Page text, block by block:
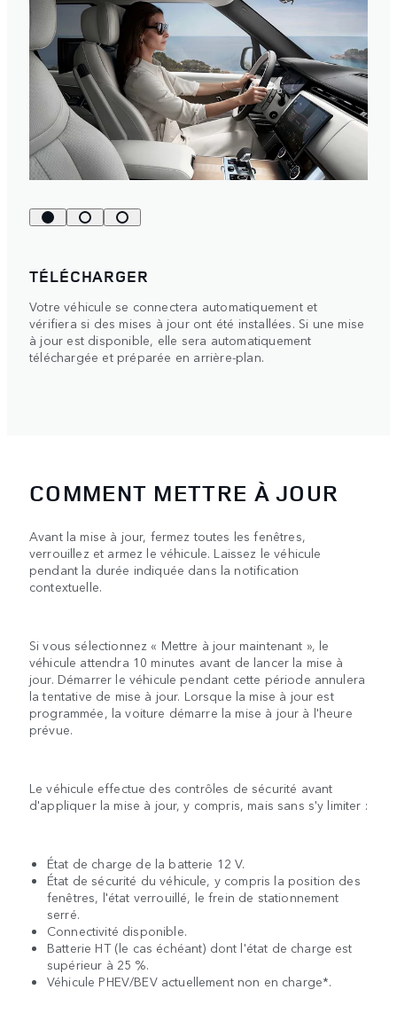
TÉLÉCHARGER
Votre véhicule se connectera automatiquement et
vérifiera si des mises à jour ont été installées. Si une mise
à jour est disponible, elle sera automatiquement
téléchargée et préparée en arrière-plan.
COMMENT METTRE À JOUR
Avant la mise à jour, fermez toutes les fenêtres,
verrouillez et armez le véhicule. Laissez le véhicule
pendant la durée indiquée dans la notification
contextuelle.
Si vous sélectionnez « Mettre à jour maintenant », le
véhicule attendra 10 minutes avant de lancer la mise à
jour. Démarrer le véhicule pendant cette période annulera
la tentative de mise à jour. Lorsque la mise à jour est
programmée, la voiture démarre la mise à jour à l'heure
prévue.
Le véhicule effectue des contrôles de sécurité avant
d'appliquer la mise à jour, y compris, mais sans s'y limiter :
État de charge de la batterie 12 V.
État de sécurité du véhicule, y compris la position des
fenêtres, l'état verrouillé, le frein de stationnement
serré.
Connectivité disponible.
Batterie HT (le cas échéant) dont l'état de charge est
supérieur à 25 %.
Véhicule PHEV/BEV actuellement non en charge*.